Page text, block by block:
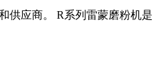
应商。 R系列雷蒙磨粉机